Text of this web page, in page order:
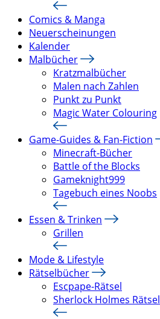
Comics & Manga
Neuerscheinungen
Kalender
Malbücher
Kratzmalbücher
Malen nach Zahlen
Punkt zu Punkt
Magic Water Colouring
Game-Guides & Fan-Fiction
Minecraft-Bücher
Battle of the Blocks
Gameknight999
Tagebuch eines Noobs
Essen & Trinken
Grillen
Mode & Lifestyle
Rätselbücher
Escpape-Rätsel
Sherlock Holmes Rätsel